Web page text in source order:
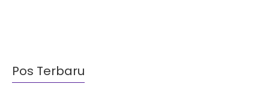
Pos Terbaru